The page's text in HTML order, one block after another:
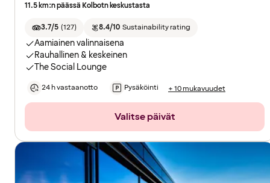
11.5 km:n päässä Kolbotn keskustasta
3.7/5 (127) 8.4/10 Sustainability rating
Aamiainen valinnaisena
Rauhallinen & keskeinen
The Social Lounge
24 h vastaanotto Pysäköinti + 10 mukavuudet
Valitse päivät